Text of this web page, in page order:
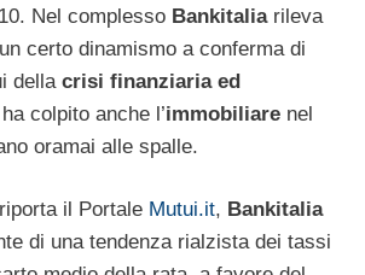
Nel complesso Bankitalia rileva
certo dinamismo a conferma di
della crisi finanziaria ed
colpito anche l’immobiliare nel
oramai alle spalle.
il Portale Mutui.it, Bankitalia
di una tendenza rialzista dei tassi